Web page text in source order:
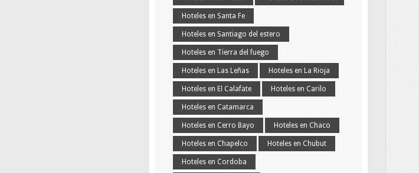
Hoteles en Santa Fe
Hoteles en Santiago del estero
Hoteles en Tierra del fuego
Hoteles en Las Leñas Hoteles en La Rioja
Hoteles en El Calafate Hoteles en Carilo
Hoteles en Catamarca
Hoteles en Cerro Bayo Hoteles en Chaco
Hoteles en Chapelco Hoteles en Chubut
Hoteles en Cordoba